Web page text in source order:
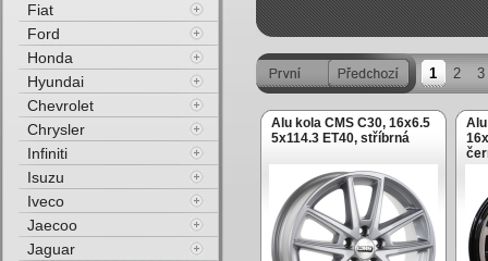
1 2 3
Alu kola CMS C30, 16x6.5
5x114.3 ET40, stříbrná
Fiat
Ford
Honda
Hyundai
Chevrolet
Chrysler
Infiniti
Isuzu
Iveco
Jaecoo
Jaguar